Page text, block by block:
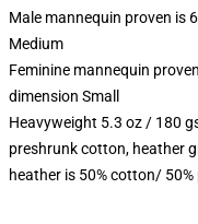
Male mannequin proven is
Medium
Feminine mannequin
dimension Small
Heavyweight 5.3 oz / 180
preshrunk cotton, heather
heather is 50% cotton/